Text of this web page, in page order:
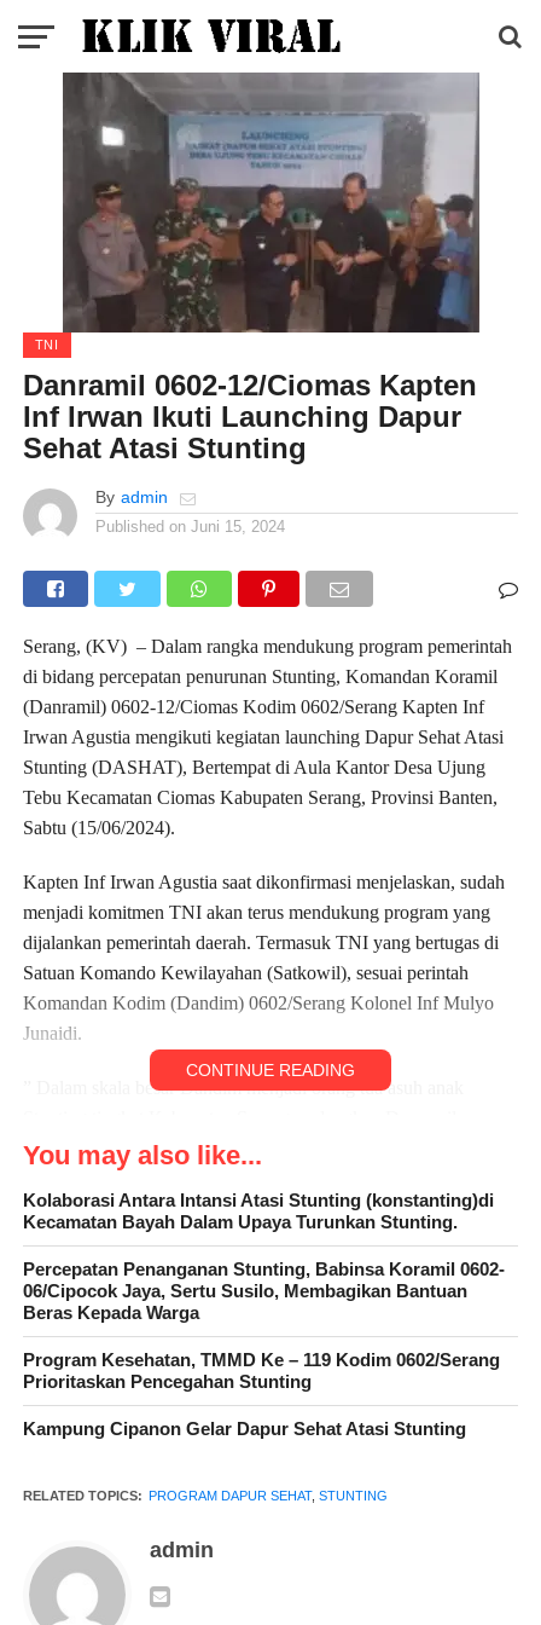
TNI
Danramil 0602-12/Ciomas Kapten
Inf Irwan Ikuti Launching Dapur
Sehat Atasi Stunting
By admin
Published on Juni 15, 2024
Serang, (KV) – Dalam rangka mendukung program pemerintah
di bidang percepatan penurunan Stunting, Komandan Koramil
(Danramil) 0602-12/Ciomas Kodim 0602/Serang Kapten Inf
Irwan Agustia mengikuti kegiatan launching Dapur Sehat Atasi
Stunting (DASHAT), Bertempat di Aula Kantor Desa Ujung
Tebu Kecamatan Ciomas Kabupaten Serang, Provinsi Banten,
Sabtu (15/06/2024).
Kapten Inf Irwan Agustia saat dikonfirmasi menjelaskan, sudah
menjadi komitmen TNI akan terus mendukung program yang
dijalankan pemerintah daerah. Termasuk TNI yang bertugas di
Satuan Komando Kewilayahan (Satkowil), sesuai perintah
Komandan Kodim (Dandim) 0602/Serang Kolonel Inf Mulyo
Junaidi.
” Dalam skala besar Dandim menjadi orang tua asuh anak
menjadi orang tua asuh mereka tingkat Kecamatan, untuk
ungkapnya.
Lanjutnya Babinsa juga selalu melaporkan, setiap perkembangan
terkait Stunting. Termasuk didalam langkah cepat
penanganannya, dengan selalu bersinergi bersama pemerintah
daerah melalui instansi terkait. Sehingga permasalahan terkait
Stunting tersebut, akan dapat diatasi dengan sebaik mungkin.
” Dimana pada Jum’at 14 Juni 2024, telah dilakukan launching
bekerja semaksimal mungkin, dalam mengatasi dan mencegah
Turut hadir dalam kegiatan tersebut Camat Ciomas, Kapolsek
Ciomas, Kepala UPT Puskesmas Ciomas, Kades Ujung Tebu
CONTINUE READING
You may also like...
Kolaborasi Antara Intansi Atasi Stunting (konstanting)di
Kecamatan Bayah Dalam Upaya Turunkan Stunting.
Percepatan Penanganan Stunting, Babinsa Koramil 0602-
06/Cipocok Jaya, Sertu Susilo, Membagikan Bantuan
Beras Kepada Warga
Program Kesehatan, TMMD Ke – 119 Kodim 0602/Serang
Prioritaskan Pencegahan Stunting
Kampung Cipanon Gelar Dapur Sehat Atasi Stunting
RELATED TOPICS: PROGRAM DAPUR SEHAT, STUNTING
admin